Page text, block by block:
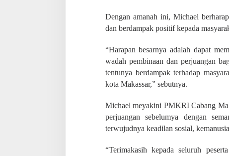
a
k
a
s
r
,
P
r
i
o
d
2
Dengan amanah ini, Michael
dan berdampak positif kepada
“Harapan besarnya adalah dapat
wadah pembinaan dan perjuangan
tentunya berdampak terhadap
kota Makassar,” sebutnya.
Michael meyakini PMKRI Cabang
perjuangan sebelumya dengan
terwujudnya keadilan sosial,
“Terimakasih kepada seluruh